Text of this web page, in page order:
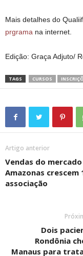
Mais detalhes do
prgrama na internet.
Edição: Graça Adjuto/
TAGS CURSOS
Artigo anterior
Vendas do
Amazonas crescem
associação
Dois
Rondônia
Manaus para